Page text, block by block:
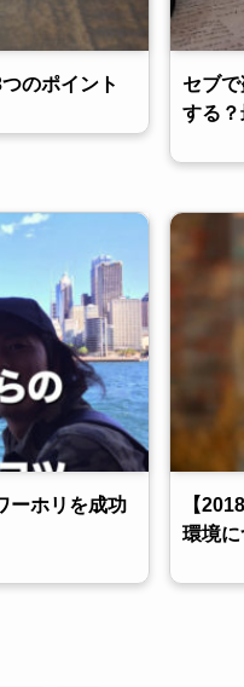
のポイント
セブ
する
ーホリを成功
【
環境